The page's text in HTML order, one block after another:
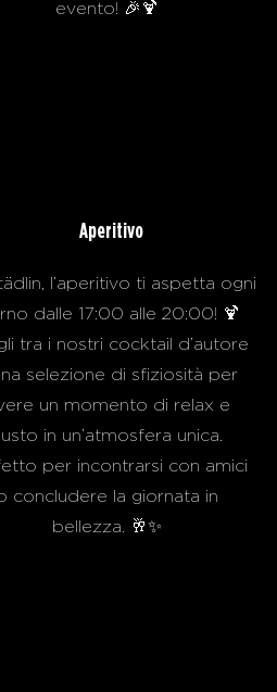
evento! 🎉🍹
Aperitivo
l’aperitivo ti aspetta ogni
dalle 17:00 alle 20:00! 🍹
tra i nostri cocktail d’autore
selezione di sfiziosità per
un momento di relax e
in un’atmosfera unica.
per incontrarsi con amici
concludere la giornata in
bellezza. 🥂✨